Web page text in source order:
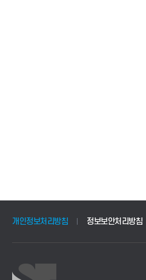
개인정보처리방침 정보보안처리방침